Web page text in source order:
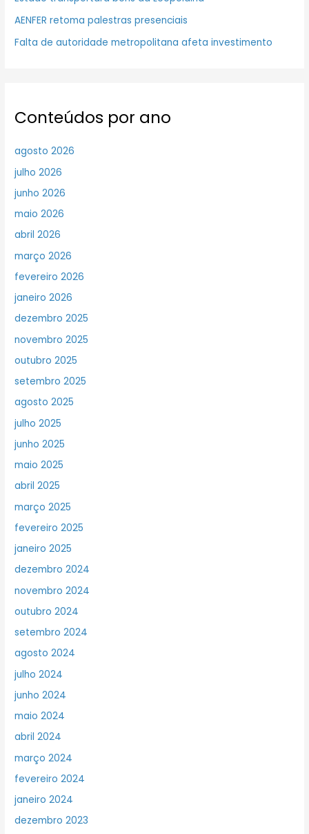
AENFER retoma palestras presenciais
Falta de autoridade metropolitana afeta investimento
Conteúdos por ano
agosto 2026
julho 2026
junho 2026
maio 2026
abril 2026
março 2026
fevereiro 2026
janeiro 2026
dezembro 2025
novembro 2025
outubro 2025
setembro 2025
agosto 2025
julho 2025
junho 2025
maio 2025
abril 2025
março 2025
fevereiro 2025
janeiro 2025
dezembro 2024
novembro 2024
outubro 2024
setembro 2024
agosto 2024
julho 2024
junho 2024
maio 2024
abril 2024
março 2024
fevereiro 2024
janeiro 2024
dezembro 2023